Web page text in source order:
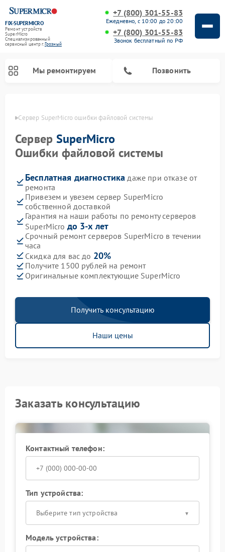
FIX-SUPERMICRO
Ремонт устройств
SuperMicro
Специализированный
cервисный центр г.Грозный
+7 (800) 301-55-83
Ежедневно, с 10:00 до 20:00
+7 (800) 301-55-83
Звонок бесплатный по РФ
Мы ремонтируем Позвонить
Сервер SuperMicro ошибки файловой системы
Сервер SuperMicro
Ошибки файловой системы
Бесплатная диагностика даже при отказе от
ремонта
Привезем и увезем сервер SuperMicro
собственной доставкой
Гарантия на наши работы по ремонту серверов
SuperMicro до 3-х лет
Срочный ремонт серверов SuperMicro в течении
часа
Скидка для вас до 20%
Получите 1500 рублей на ремонт
Оригинальные комплектующие SuperMicro
Получить консультацию
Наши цены
Заказать консультацию
Контактный телефон:
Тип устройства:
Выберите тип устройства
Модель устройства: